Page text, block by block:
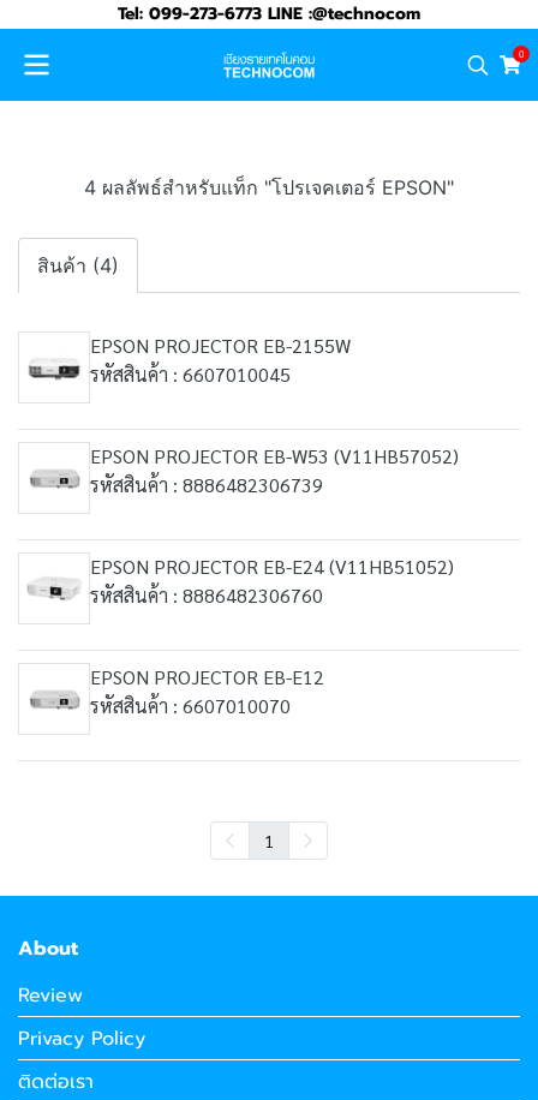
Tel: 099-273-6773 LINE :@technocom
0
4 ผลลัพธ์สำหรับแท็ก "โปรเจคเตอร์ EPSON"
สินค้า (4)
EPSON PROJECTOR EB-2155W
รหัสสินค้า : 6607010045
EPSON PROJECTOR EB-W53 (V11HB57052)
รหัสสินค้า : 8886482306739
EPSON PROJECTOR EB-E24 (V11HB51052)
รหัสสินค้า : 8886482306760
EPSON PROJECTOR EB-E12
รหัสสินค้า : 6607010070
1
About
Review
Privacy Policy
ติดต่อเรา